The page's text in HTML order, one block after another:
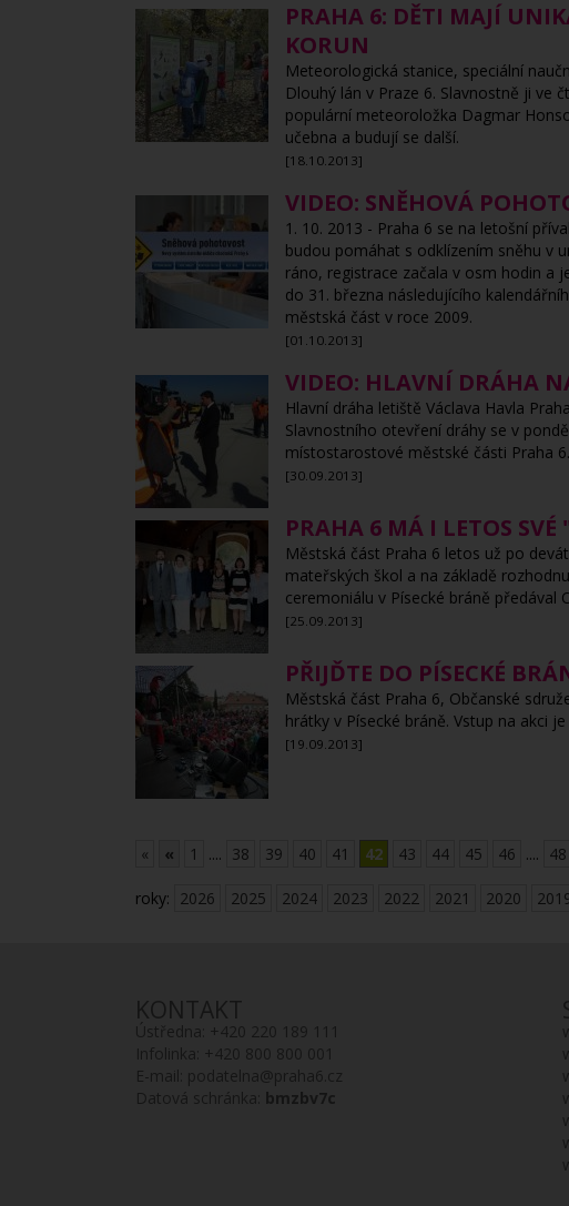
PRAHA 6: DĚTI MAJÍ
KORUN
Meteorologická stanice, speciální
Dlouhý lán v Praze 6. Slavnostně ji ve
populární meteoroložka Dagmar
učebna a budují se další.
[18.10.2013]
VIDEO: SNĚHOVÁ
1. 10. 2013 - Praha 6 se na letošní
budou pomáhat s odklízením sněhu v
ráno, registrace začala v osm hodin a
do 31. března následujícího
městská část v roce 2009.
[01.10.2013]
VIDEO: HLAVNÍ DRÁHA
Hlavní dráha letiště Václava Havla
Slavnostního otevření dráhy se v
místostarostové městské části Praha 6.
[30.09.2013]
PRAHA 6 MÁ I LETOS
Městská část Praha 6 letos už po
mateřských škol a na základě
ceremoniálu v Písecké bráně
[25.09.2013]
PŘIJĎTE DO PÍSECKÉ
Městská část Praha 6, Občanské
hrátky v Písecké bráně. Vstup na akci
[19.09.2013]
« « 1 .... 38 39 40 41 42 43 44 45 46 .... 48
roky: 2026 2025 2024 2023 2022 2021 2020
KONTAKT
Ústředna: +420 220 189 111
Infolinka: +420 800 800 001
E-mail: podatelna@praha6.cz
Datová schránka: bmzbv7c